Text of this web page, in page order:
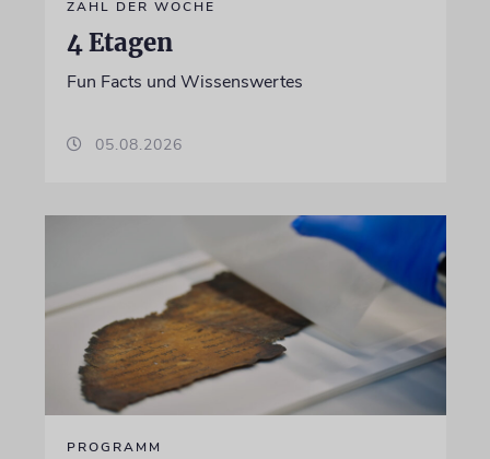
ZAHL DER WOCHE
4 Etagen
Fun Facts und Wissenswertes
05.08.2026
PROGRAMM